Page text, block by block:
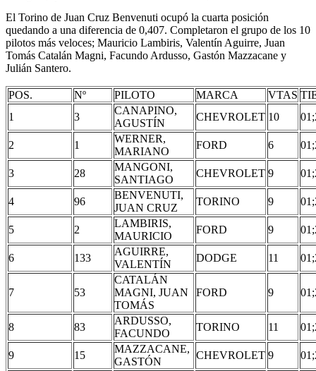
El Torino de Juan Cruz Benvenuti ocupó la cuarta posición
quedando a una diferencia de 0,407. Completaron el grupo de los 10
pilotos más veloces; Mauricio Lambiris, Valentín Aguirre, Juan
Tomás Catalán Magni, Facundo Ardusso, Gastón Mazzacane y
Julián Santero.
POS. Nº PILOTO MARCA VTAS
1
3
CANAPINO,
AGUSTÍN
CHEVROLET 10
2 1
WERNER,
MARIANO
FORD 6
3 28
MANGONI,
SANTIAGO
CHEVROLET 9
4 96
BENVENUTI,
JUAN CRUZ
TORINO 9
5 2
LAMBIRIS,
MAURICIO
FORD 9
6 133
AGUIRRE,
VALENTÍN
DODGE 11
7 53
CATALÁN
MAGNI, JUAN
TOMÁS
FORD 9
8 83
ARDUSSO,
FACUNDO
TORINO 11
9 15
MAZZACANE,
GASTÓN
CHEVROLET 9